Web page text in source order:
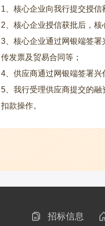
1、核心企业向我行提交授信
2、核心企业授信获批后，核
3、核心企业通过网银端签
传发票及贸易合同等；
4、供应商通过网银端签署兴
5、我行受理供应商提交的
扣款操作。
招标信息